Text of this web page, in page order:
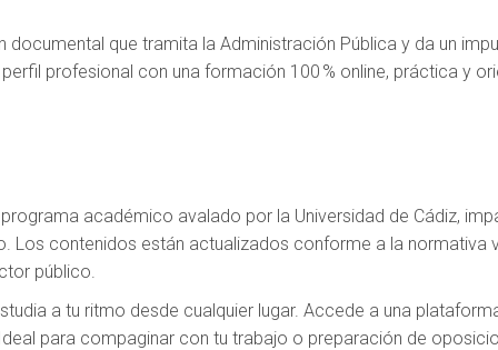
documental que tramita la Administración Pública y da un
profesional con una formación 100 % online, práctica y
programa académico avalado por la Universidad de Cádiz,
Los contenidos están actualizados conforme a la normativa
público.
a tu ritmo desde cualquier lugar. Accede a una
para compaginar con tu trabajo o preparación de